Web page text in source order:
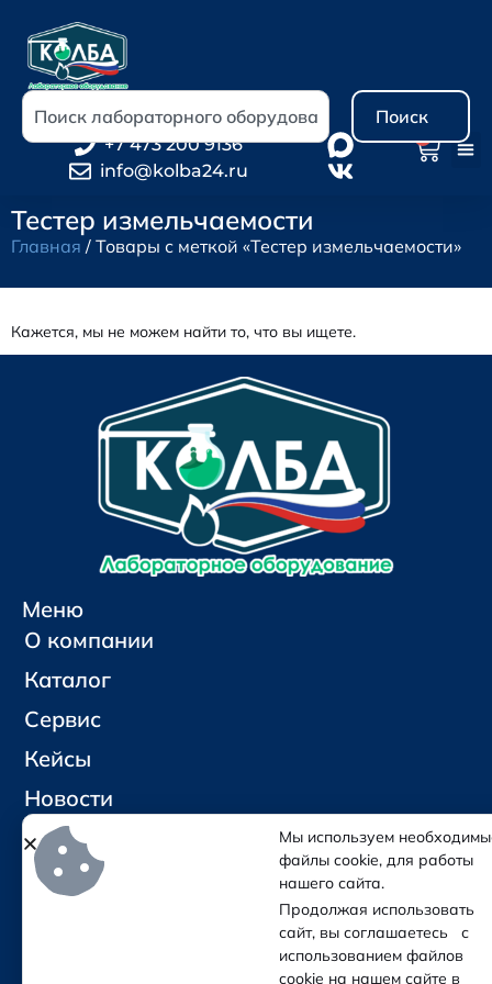
Поиск
+7 473 200 9136
info@kolba24.ru
Тестер измельчаемости
Главная / Товары с меткой «Тестер измельчаемости»
Кажется, мы не можем найти то, что вы ищете.
Меню
О компании
Каталог
Сервис
Кейсы
Новости
Контакты
Социальные сети и контакты
Мы используем
файлы cookie, для работы
нашего сайта.
Продолжая использовать
сайт, вы соглашаетесь с
использованием файлов
cookie на нашем сайте в